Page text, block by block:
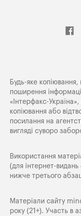
Будь-яке
поширення
«Iнтерфакс-
копіювання або
посилання на
вигляді суворо
Використання
(для інтернет-
нижче третього
Матеріали сайту
року (21+). Участь в